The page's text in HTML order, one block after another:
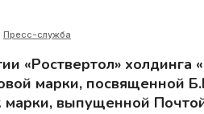
Пресс-служба
«Роствертол» холдинга
марки, посвященной
выпущенной Почтой